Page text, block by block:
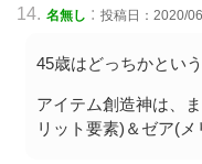
名無し : 投稿日：2020/
45歳はどっちかとい
アイテム創造神は、
リット要素)＆ゼア(